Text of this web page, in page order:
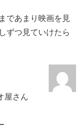
であまり映画を見
ずつ見ていけたら
屋さん